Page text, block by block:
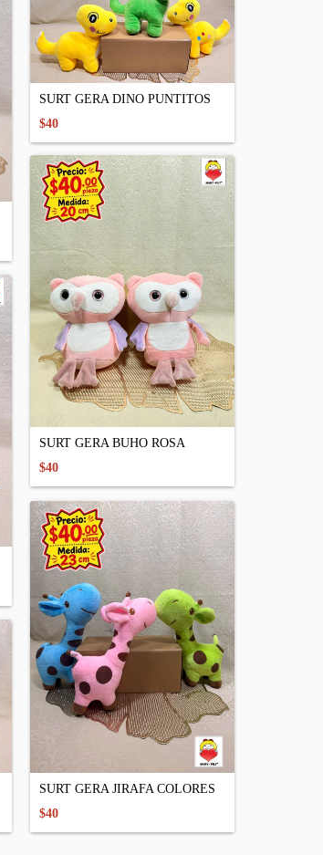
SURT GERA DINO PUNTITOS
$40
SURT GERA BUHO ROSA
$40
SURT GERA JIRAFA COLORES
$40